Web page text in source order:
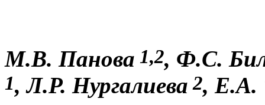
М.В. Панова 1,2, Ф.С.
1, Л.Р. Нургалиева 2, Е.А.